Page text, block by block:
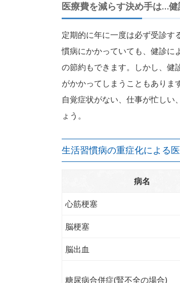
医療費を減らす決め手は…
定期的に年に一度は必ず受診す
慣病にかかっていても、健診に
の節約もできます。しかし、健
がかかってしまうこともありま
自覚症状がない、仕事が忙しい
ょう。
生活習慣病の重症化による
病名
心筋梗塞
脳梗塞
脳出血
糖尿病合併症(腎不全の場合)